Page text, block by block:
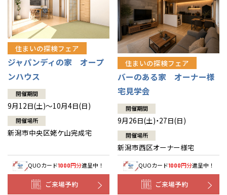
住まいの探検フェア
ジャパンディの家 オープ
ンハウス
開催期間
9月12日(土)～10月4日(日)
開催場所
新潟市中央区姥ケ山完成宅
QUOカード1000円分進呈中！
ご来場予約
住まいの探検フェア
バーのある家 オーナー様
宅見学会
開催期間
9月26日(土)・27日(日)
開催場所
新潟市西区オーナー様宅
QUOカード1000円分進呈中！
ご来場予約